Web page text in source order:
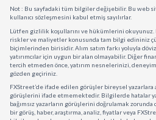
Not : Bu sayfadaki tüm bilgiler değişebilir. Bu web
kullanıcı sözleşmesini kabul etmiş sayılırlar.
Lütfen gizlilik koşullarını ve hükümlerini
riskler ve maliyetler konusunda tam bilgi edininiz
biçimlerinden birisidir. Alım satım farkı yoluyla
yatırımcılar için uygun bir alan olmayabilir. Diğer
tercih etmeden önce, yatırım nesnelerinizi,
gözden geçiriniz.
FXStreet’de ifade edilen görüşler bireysel
görüşlerini ifade etmemektedir. Bilgilerde hatalar
bağımsız yazarların görüşlerini doğrulamak
bir görüş, haber, araştırma, analiz, fiyatlar veya